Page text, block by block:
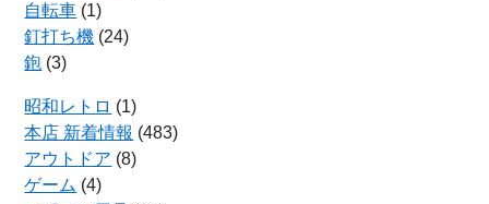
自転車 (1)
釘打ち機 (24)
鉋 (3)
昭和レトロ (1)
本店 新着情報 (483)
アウトドア (8)
ゲーム (4)